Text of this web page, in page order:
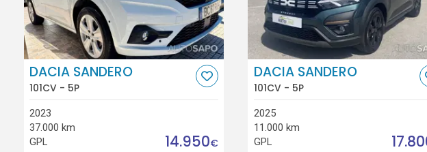
DACIA SANDERO
101CV - 5P
2023
37.000 km
GPL
14.950€
DACIA SANDERO
101CV - 5P
2025
11.000 km
GPL